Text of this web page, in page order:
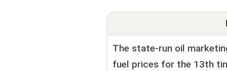
The state-run oil
fuel prices for the 13th